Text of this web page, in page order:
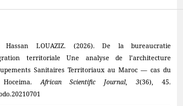
Hassan LOUAZIZ. (2026). De la bureaucratie
territoriale Une analyse de l’architecture
Sanitaires Territoriaux au Maroc — cas du
Hoceima.African Scientific Journal,3(36), 45.